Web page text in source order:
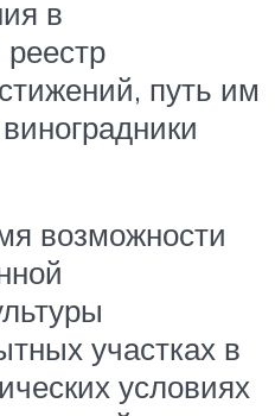
в
путь им
возможности
участках в
условиях